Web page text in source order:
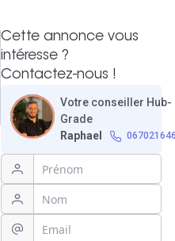
Cette annonce vous
intéresse ?
Contactez-nous !
Votre conseiller Hub-
Grade
Raphael